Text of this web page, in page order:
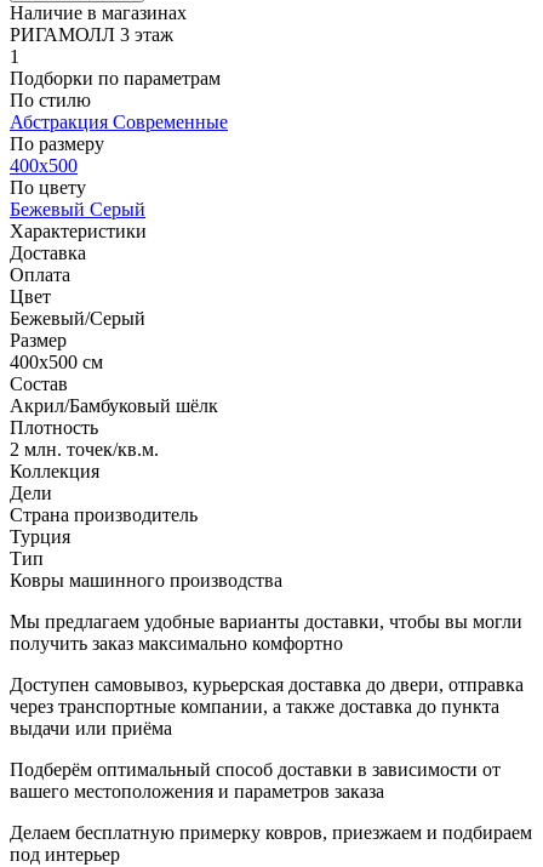
Наличие в магазинах
РИГАМОЛЛ 3 этаж
1
Подборки по параметрам
По стилю
Абстракция Современные
По размеру
400x500
По цвету
Бежевый Серый
Характеристики
Доставка
Оплата
Цвет
Бежевый/Серый
Размер
400x500 см
Состав
Акрил/Бамбуковый шёлк
Плотность
2 млн. точек/кв.м.
Коллекция
Дели
Страна производитель
Турция
Тип
Ковры машинного производства
Мы предлагаем удобные варианты доставки, чтобы вы могли
получить заказ максимально комфортно
Доступен самовывоз, курьерская доставка до двери, отправка
через транспортные компании, а также доставка до пункта
выдачи или приёма
Подберём оптимальный способ доставки в зависимости от
вашего местоположения и параметров заказа
Делаем бесплатную примерку ковров, приезжаем и подбираем
под интерьер